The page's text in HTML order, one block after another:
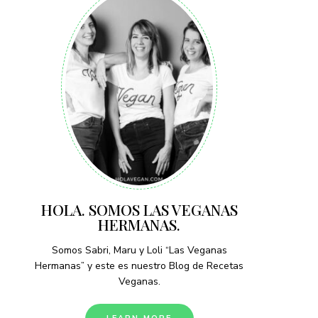
HOLA. SOMOS LAS VEGANAS
HERMANAS.
Somos Sabri, Maru y Loli “Las Veganas
Hermanas” y este es nuestro Blog de Recetas
Veganas.